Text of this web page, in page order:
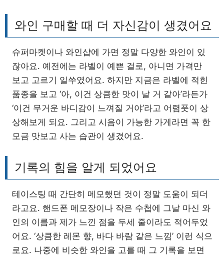
와인 구매할 때 더 자신감이 생겼어요
슈퍼마켓이나 와인샵에 가면 정말 다양한 와인이 있
잖아요. 예전에는 라벨이 예쁜 걸로, 아니면 가격만
보고 고르기 일쑤였어요. 하지만 지금은 라벨에 적힌
품종을 보고 ‘아, 이건 상큼한 맛이 날 거 같아’라든가
‘이건 무거운 바디감이 느껴질 거야’라고 어렴풋이 상
상해보게 되요. 그리고 시음이 가능한 가게라면 꼭 한
모금 맛보고 사는 습관이 생겼어요.
기록의 힘을 알게 되었어요
테이스팅 때 간단히 메모했던 것이 정말 도움이 되더
라고요. 핸드폰 메모장이나 작은 수첩에 그날 마신 와
인의 이름과 제가 느낀 점을 두세 줄이라도 적어두었
어요. ‘상큼한 레몬 향, 바다 바람 같은 느낌’ 이런 식으
로요. 나중에 비슷한 와인을 고를 때 그 기록을 보면